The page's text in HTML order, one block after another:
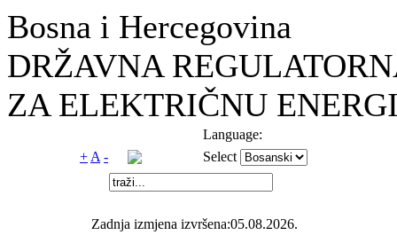
Bosna i Hercegovina
DRŽAVNA
ZA ELEKTRIČNU
Language:
+ A - Select
Zadnja izmjena izvršena:05.08.2026.